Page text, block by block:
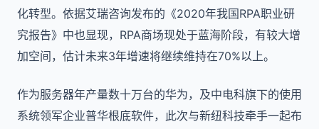
化转型。依据艾瑞咨询发布的《2020年我国RPA职业研
究报告》中也显现，RPA商场现处于蓝海阶段，有较大增
加空间，估计未来3年增速将继续维持在70%以上。
作为服务器年产量数十万台的华为，及中电科旗下的使用
系统领军企业普华根底软件，此次与新纽科技牵手一起布